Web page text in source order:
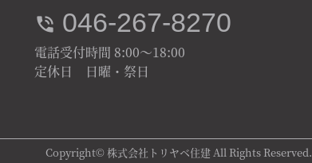
046-267-8270
電話受付時間 8:00～18:00
定休日 日曜・祭日
Copyright© 株式会社トリヤベ住建 All Rights Reserved.